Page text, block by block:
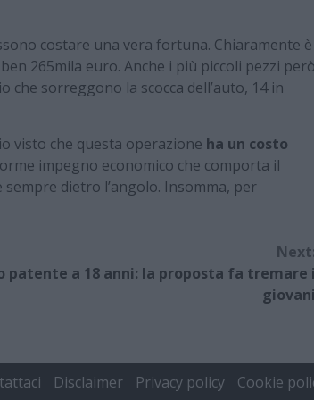
costare una vera fortuna. Chiaramente è
265mila euro. Anche i più piccoli pezzi però
sorreggono la scocca dell’auto, 14 in
visto che questa operazione ha un costo
impegno economico che comporta il
dietro l’angolo. Insomma, per
Next:
patente a 18 anni: la proposta fa tremare i
giovani
Disclaimer Privacy policy Cookie